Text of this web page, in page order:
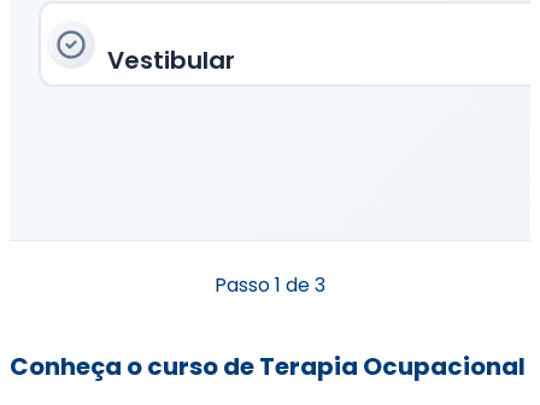
Vestibular
Passo1 de 3
Conheça o curso de Terapia Ocupacional